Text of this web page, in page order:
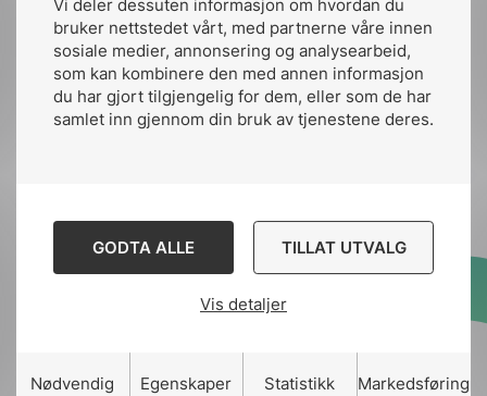
Vi deler dessuten informasjon om hvordan du
bruker nettstedet vårt, med partnerne våre innen
sosiale medier, annonsering og analysearbeid,
som kan kombinere den med annen informasjon
du har gjort tilgjengelig for dem, eller som de har
samlet inn gjennom din bruk av tjenestene deres.
GODTA ALLE TILLAT UTVALG
Vis detaljer
Nødvendig Egenskaper Statistikk Markedsføring
Kontakt oss
Designed and developed
toppen